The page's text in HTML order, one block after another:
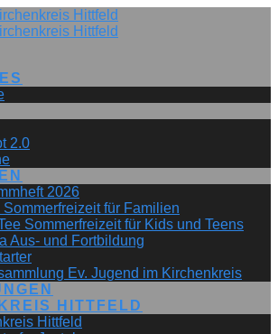
2.0
2026
Sommerfreizeit für Familien
Sommerfreizeit für Kids und Teens
Aus- und Fortbildung
Ev. Jugend im Kirchenkreis
HITTFELD
Hittfeld